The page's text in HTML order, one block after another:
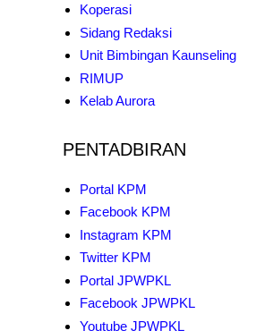
Koperasi
Sidang Redaksi
Unit Bimbingan Kaunseling
RIMUP
Kelab Aurora
PENTADBIRAN
Portal KPM
Facebook KPM
Instagram KPM
Twitter KPM
Portal JPWPKL
Facebook JPWPKL
Youtube JPWPKL